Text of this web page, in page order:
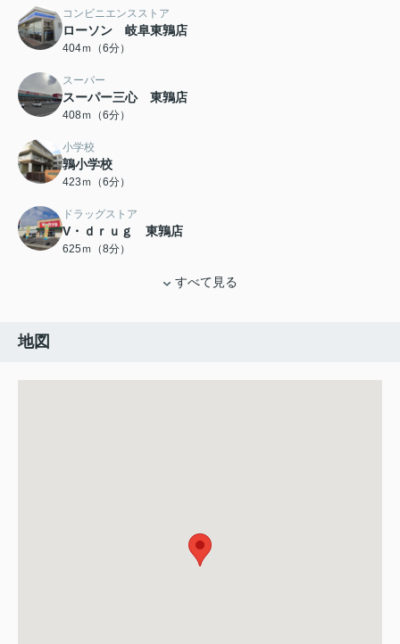
コンビニエンスストア
ローソン 岐阜東鶉店
404ｍ（6分）
スーパー
スーパー三心 東鶉店
408ｍ（6分）
小学校
鶉小学校
423ｍ（6分）
ドラッグストア
V・ｄｒｕｇ 東鶉店
625ｍ（8分）
すべて見る
地図